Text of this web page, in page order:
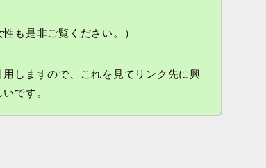
も是非ご覧ください。）
しますので、これを見てリンク先に興
です。